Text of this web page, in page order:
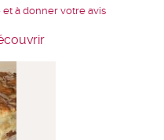
à donner votre avis